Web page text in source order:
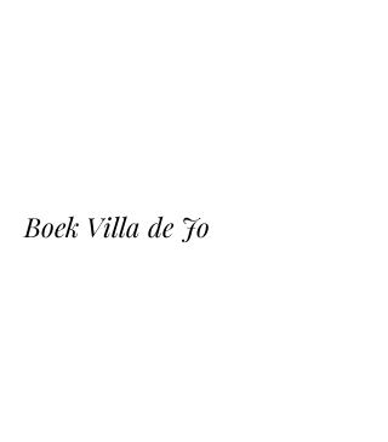
Boek Villa de Jo